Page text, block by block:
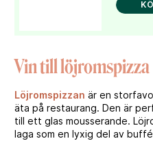
Vin till löjromspizza
Löjromspizzan är en
äta på restaurang. Den är
till ett glas mousserande.
laga som en lyxig del av